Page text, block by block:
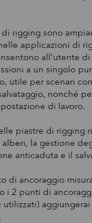
rigging sono
applicazioni di
all'utente di
a un singolo
utile per scenari
nonché
di lavoro.
piastre di rigging
la gestione
anticaduta e il
di ancoraggio
i 2 punti di
aggiungerai